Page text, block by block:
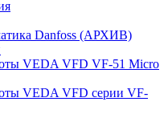
Danfoss (АРХИВ)
VEDA VFD VF-51 Micro
VEDA VFD серии VF-